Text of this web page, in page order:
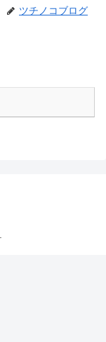
ツチノコブログ